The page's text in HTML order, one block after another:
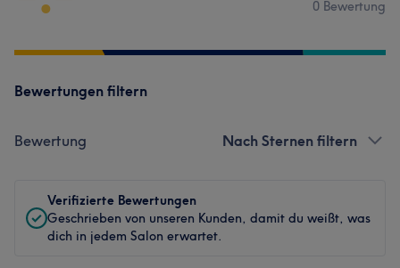
0 Bewertung
Bewertungen filtern
Bewertung Nach Sternen filtern
Verifizierte Bewertungen
Geschrieben von unseren Kunden, damit du weißt, was
dich in jedem Salon erwartet.